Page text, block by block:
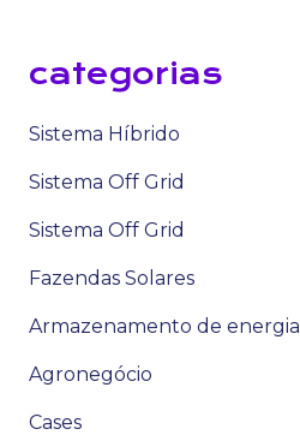
categorias
Sistema Híbrido
Sistema Off Grid
Sistema Off Grid
Fazendas Solares
Armazenamento de energia
Agronegócio
Cases